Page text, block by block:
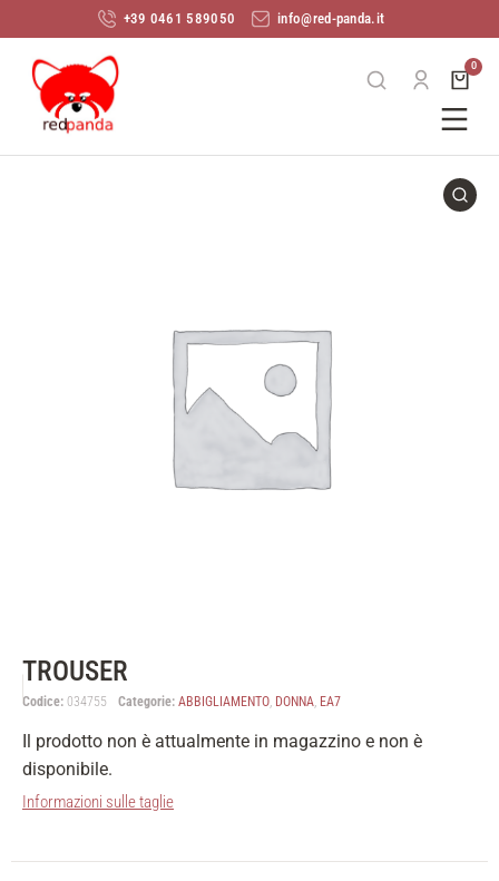
+39 0461 589050 info@red-panda.it
TROUSER
Codice: 034755 Categorie: ABBIGLIAMENTO, DONNA, EA7
Il prodotto non è attualmente in magazzino e non è
disponibile.
Informazioni sulle taglie